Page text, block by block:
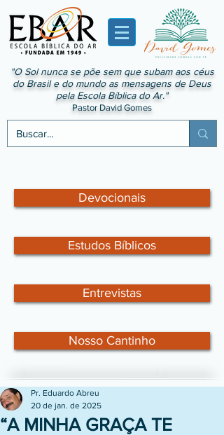
"O Sol nunca se põe sem que subam aos céus
do Brasil e do mundo as mensagens de Deus
pela Escola Bíblica do Ar."
Pastor David Gomes
Devocionais
Estudos Bíblicos
Entrevistas
Nosso Cantinho
“A MINHA GRAÇA TE
Pr. Eduardo Abreu
20 de jan. de 2025